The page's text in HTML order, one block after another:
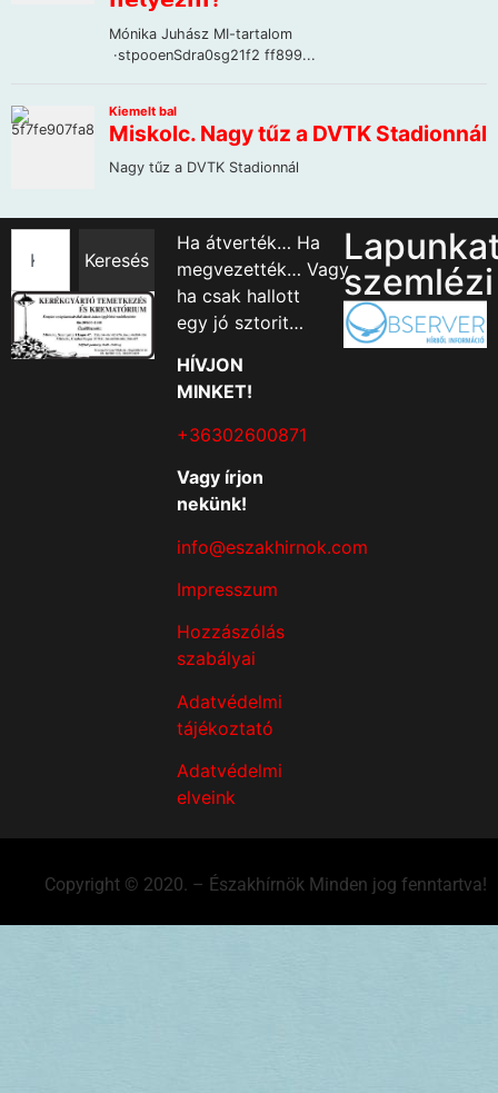
Keresés
Ha átverték… Ha
megvezették… Vagy
ha csak hallott
egy jó sztorit…
HÍVJON
MINKET!
+36302600871
Vagy írjon
nekünk!
info@eszakhirnok.com
Impresszum
Hozzászólás
szabályai
Adatvédelmi
tájékoztató
Adatvédelmi
elveink
szemlézi
Copyright © 2020. – Északhírnök Minden jog fenntartva!